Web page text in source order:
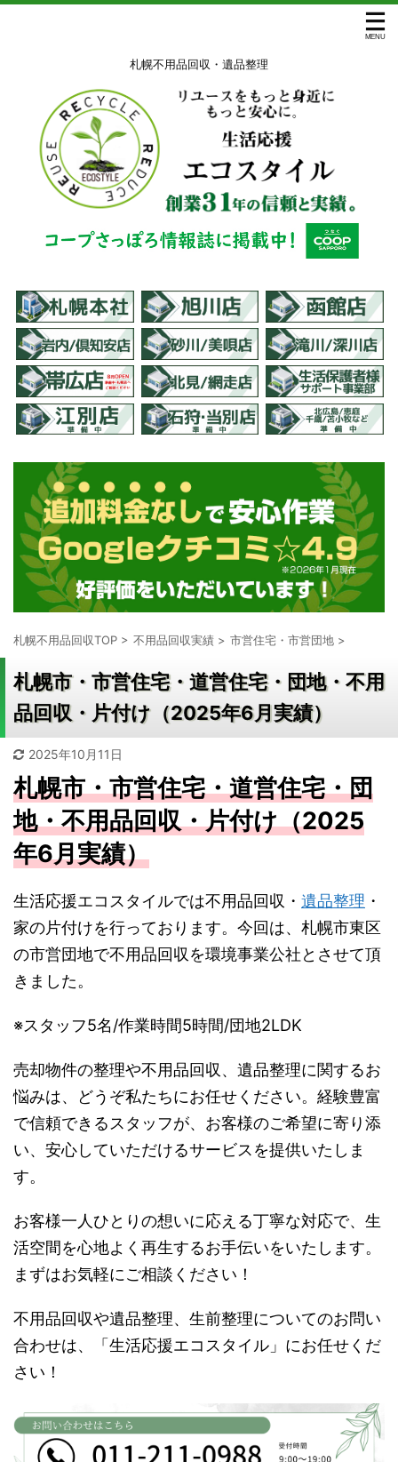
札幌不用品回収・遺品整理
札幌不用品回収TOP > 不用品回収実績 > 市営住宅・市営団地 >
札幌市・市営住宅・道営住宅・団地・不用
品回収・片付け（2025年6月実績）
2025年10月11日
札幌市・市営住宅・道営住宅・団
地・不用品回収・片付け（2025
年6月実績）
生活応援エコスタイルでは不用品回収・ 遺品整理 ・
家の片付けを行っております。今回は、札幌市東区
の市営団地で不用品回収を環境事業公社とさせて頂
きました。
※スタッフ5名/作業時間5時間/団地2LDK
売却物件の整理や不用品回収、遺品整理に関するお
悩みは、どうぞ私たちにお任せください。経験豊富
で信頼できるスタッフが、お客様のご希望に寄り添
い、安心していただけるサービスを提供いたしま
す。
お客様一人ひとりの想いに応える丁寧な対応で、生
活空間を心地よく再生するお手伝いをいたします。
まずはお気軽にご相談ください！
不用品回収や遺品整理、生前整理についてのお問い
合わせは、「生活応援エコスタイル」にお任せくだ
さい！